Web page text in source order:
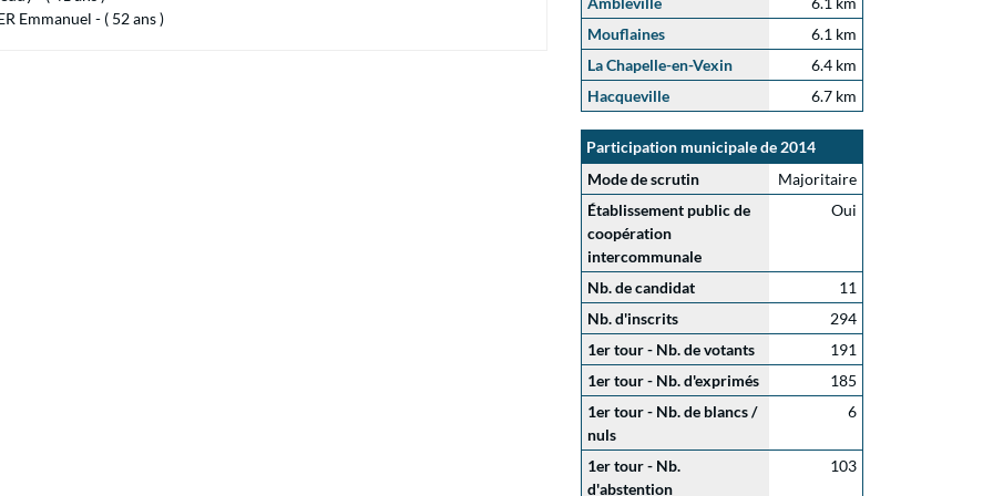
Emmanuel - ( 52 ans )
Mouflaines
6.1 km
La Chapelle-en-Vexin
6.4 km
Hacqueville
6.7 km
Participation municipale de 2014
Mode de scrutin
Majoritaire
Établissement public de
coopération
intercommunale
Oui
Nb. de candidat
11
Nb. d'inscrits
294
1er tour - Nb. de votants
191
1er tour - Nb. d'exprimés
185
1er tour - Nb. de blancs /
nuls
6
1er tour - Nb.
d'abstention
103